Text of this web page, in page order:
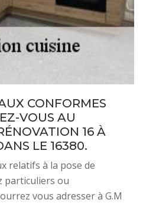
CONFORMES
VOUS AU
16 À
LE 16380.
relatifs à la pose de
particuliers ou
vous adresser à G.M